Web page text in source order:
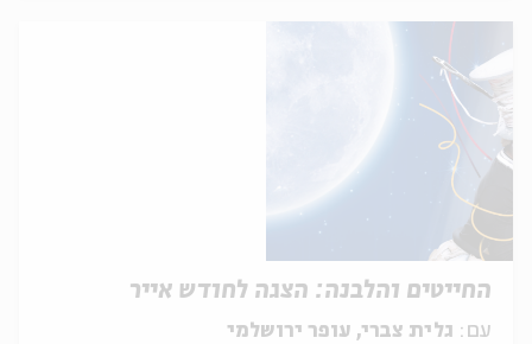
החייטים והלבנה: הצגה לחודש אייר
עם: